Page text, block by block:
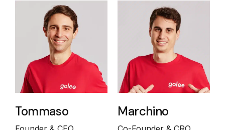
Tommaso Marchino